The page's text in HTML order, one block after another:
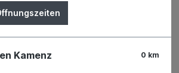
hinzufügen
0 km
Kamenz